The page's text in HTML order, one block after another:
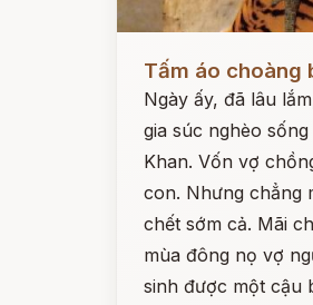
Đọc ngay
Tấm áo choàng
Ngày ấy, đã lâu
gia súc nghèo
Khan. Vốn vợ
con. Nhưng chẳng
chết sớm cả. Mãi
mùa đông nọ vợ
sinh được một cậu